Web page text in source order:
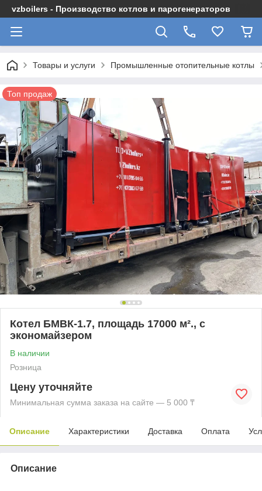
vzboilers - Производство котлов и парогенераторов
Товары и услуги Промышленные отопительные котлы
Топ продаж
Котел БМВК-1.7, площадь 17000 м²., с
экономайзером
В наличии
Розница
Цену уточняйте
Минимальная сумма заказа на сайте — 5 000 ₸
Описание Характеристики Доставка Оплата
Описание